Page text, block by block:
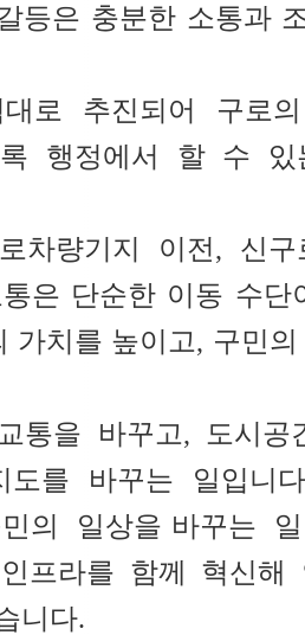
등은 충분한 소통과
로 추진되어 구로
행정에서 할 수 있
차량기지 이전, 신구
은 단순한 이동 수
가치를 높이고, 구민
통을 바꾸고, 도시공
를 바꾸는 일입니
의 일상을 바꾸는
프라를 함께 혁신해
니다.